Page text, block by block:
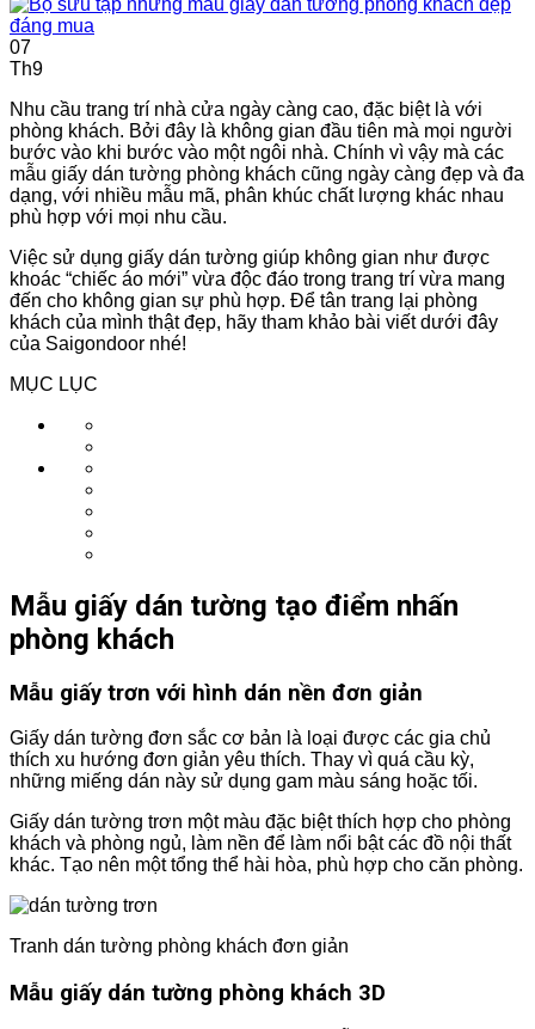
07
Th9
Nhu cầu trang trí nhà cửa ngày càng cao, đặc biệt là với
phòng khách. Bởi đây là không gian đầu tiên mà mọi người
bước vào khi bước vào một ngôi nhà. Chính vì vậy mà các
mẫu giấy dán tường phòng khách cũng ngày càng đẹp và đa
dạng, với nhiều mẫu mã, phân khúc chất lượng khác nhau
phù hợp với mọi nhu cầu.
Việc sử dụng giấy dán tường giúp không gian như được
khoác “chiếc áo mới” vừa độc đáo trong trang trí vừa mang
đến cho không gian sự phù hợp. Để tân trang lại phòng
khách của mình thật đẹp, hãy tham khảo bài viết dưới đây
của Saigondoor nhé!
MỤC LỤC
Mẫu giấy dán tường tạo điểm nhấn
phòng khách
Mẫu giấy trơn với hình dán nền đơn giản
Giấy dán tường đơn sắc cơ bản là loại được các gia chủ
thích xu hướng đơn giản yêu thích. Thay vì quá cầu kỳ,
những miếng dán này sử dụng gam màu sáng hoặc tối.
Giấy dán tường trơn một màu đặc biệt thích hợp cho phòng
khách và phòng ngủ, làm nền để làm nổi bật các đồ nội thất
khác. Tạo nên một tổng thể hài hòa, phù hợp cho căn phòng.
Tranh dán tường phòng khách đơn giản
Mẫu giấy dán tường phòng khách 3D